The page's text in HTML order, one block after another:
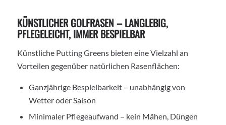
KÜNSTLICHER GOLFRASEN – LANGLEBIG,
PFLEGELEICHT, IMMER BESPIELBAR
Künstliche Putting Greens bieten eine Vielzahl an
Vorteilen gegenüber natürlichen Rasenflächen:
Ganzjährige Bespielbarkeit – unabhängig von
Wetter oder Saison
Minimaler Pflegeaufwand – kein Mähen, Düngen